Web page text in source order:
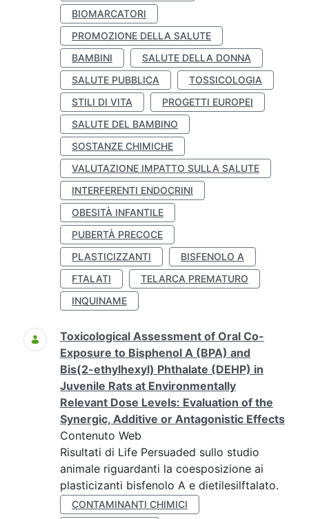
BIOMARCATORI
PROMOZIONE DELLA SALUTE
BAMBINI
SALUTE DELLA DONNA
SALUTE PUBBLICA
TOSSICOLOGIA
STILI DI VITA
PROGETTI EUROPEI
SALUTE DEL BAMBINO
SOSTANZE CHIMICHE
VALUTAZIONE IMPATTO SULLA SALUTE
INTERFERENTI ENDOCRINI
OBESITÀ INFANTILE
PUBERTÀ PRECOCE
PLASTICIZZANTI
BISFENOLO A
FTALATI
TELARCA PREMATURO
INQUINAME
Toxicological Assessment of Oral Co-
Exposure to Bisphenol A (BPA) and
Bis(2-ethylhexyl) Phthalate (DEHP) in
Juvenile Rats at Environmentally
Relevant Dose Levels: Evaluation of the
Synergic, Additive or Antagonistic Effects
Contenuto Web
Risultati di Life Persuaded sullo studio
animale riguardanti la coesposizione ai
plasticizanti bisfenolo A e dietilesilftalato.
CONTAMINANTI CHIMICI